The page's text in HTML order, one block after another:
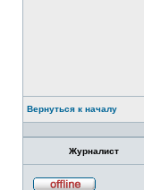
Вернуться к началу
Журналист